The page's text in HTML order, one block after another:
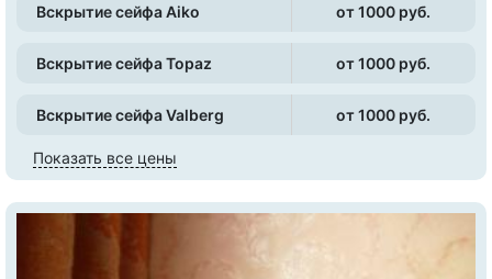
Вскрытие сейфа Aiko от 1000 pуб.
Вскрытие сейфа Topaz от 1000 pуб.
Вскрытие сейфа Valberg от 1000 pуб.
Показать все цены